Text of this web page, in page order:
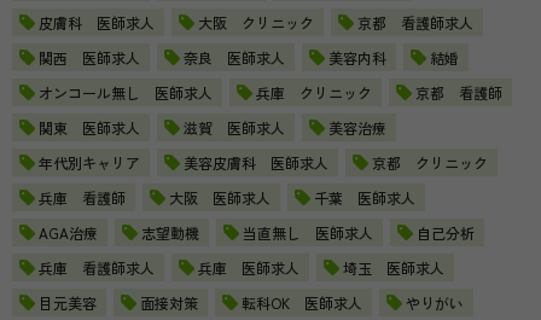
皮膚科 医師求人
大阪 クリニック
京都 看護師求人
関西 医師求人
奈良 医師求人 美容内科
結婚
オンコール無し 医師求人
兵庫 クリニック
京都 看護師
関東 医師求人
滋賀 医師求人
美容治療
年代別キャリア
美容皮膚科 医師求人
京都 クリニック
兵庫 看護師
大阪 医師求人
千葉 医師求人
AGA治療
志望動機 当直無し 医師求人
自己分析
兵庫 看護師求人
兵庫 医師求人
埼玉 医師求人
目元美容
面接対策 転科OK 医師求人
やりがい